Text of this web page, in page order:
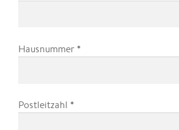
Hausnummer *
Postleitzahl *